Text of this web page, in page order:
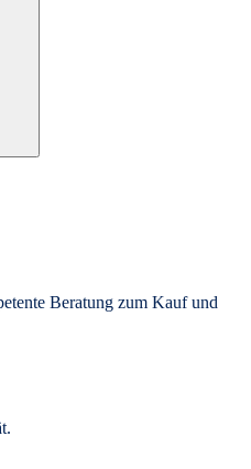
Beratung zum Kauf und